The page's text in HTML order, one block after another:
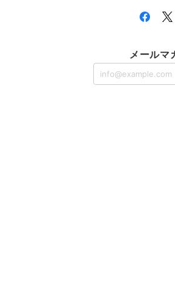
メールマ